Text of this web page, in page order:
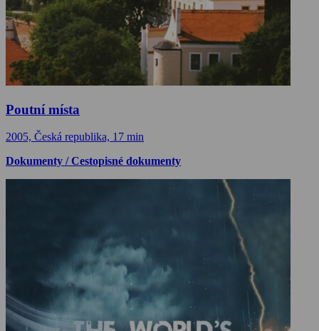
Poutní místa
2005, Česká republika, 17 min
Dokumenty / Cestopisné dokumenty